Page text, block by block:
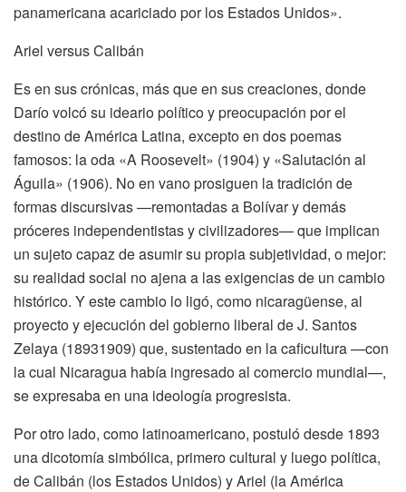
panamericana acariciado por los Estados Unidos».
Ariel versus Calibán
Es en sus crónicas, más que en sus creaciones, donde
Darío volcó su ideario político y preocupación por el
destino de América Latina, excepto en dos poemas
famosos: la oda «A Roosevelt» (1904) y «Salutación al
Águila» (1906). No en vano prosiguen la tradición de
formas discursivas —remontadas a Bolívar y demás
próceres independentistas y civilizadores— que implican
un sujeto capaz de asumir su propia subjetividad, o mejor:
su realidad social no ajena a las exigencias de un cambio
histórico. Y este cambio lo ligó, como nicaragüense, al
proyecto y ejecución del gobierno liberal de J. Santos
Zelaya (18931909) que, sustentado en la caficultura —con
la cual Nicaragua había ingresado al comercio mundial—,
se expresaba en una ideología progresista.
Por otro lado, como latinoamericano, postuló desde 1893
una dicotomía simbólica, primero cultural y luego política,
de Calibán (los Estados Unidos) y Ariel (la América